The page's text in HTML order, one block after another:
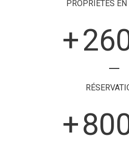
PROPRIÉTÉS EN
+
+